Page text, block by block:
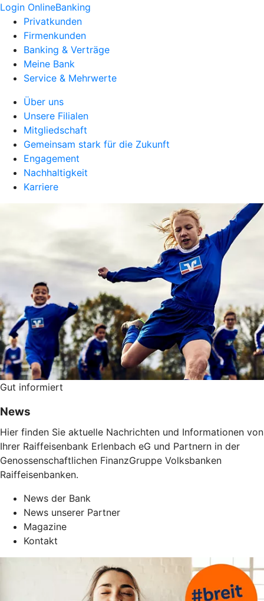
Login OnlineBanking
Privatkunden
Firmenkunden
Banking & Verträge
Meine Bank
Service & Mehrwerte
Über uns
Unsere Filialen
Mitgliedschaft
Gemeinsam stark für die Zukunft
Engagement
Nachhaltigkeit
Karriere
Gut informiert
News
Hier finden Sie aktuelle Nachrichten und Informationen von
Ihrer Raiffeisenbank Erlenbach eG und Partnern in der
Genossenschaftlichen FinanzGruppe Volksbanken
Raiffeisenbanken.
News der Bank
News unserer Partner
Magazine
Kontakt